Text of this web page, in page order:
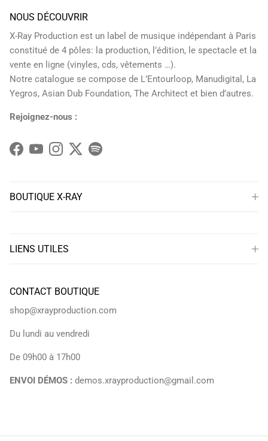
NOUS DÉCOUVRIR
X-Ray Production est un label de musique indépendant à Paris
constitué de 4 pôles: la production, l’édition, le spectacle et la
vente en ligne (vinyles, cds, vêtements …).
Notre catalogue se compose de L’Entourloop, Manudigital, La
Yegros, Asian Dub Foundation, The Architect et bien d’autres.
Rejoignez-nous :
Facebook
YouTubeInstagram
TwitterSpotify
BOUTIQUE X-RAY
LIENS UTILES
CONTACT BOUTIQUE
shop@xrayproduction.com
Du lundi au vendredi
De 09h00 à 17h00
ENVOI DÉMOS : demos.xrayproduction@gmail.com